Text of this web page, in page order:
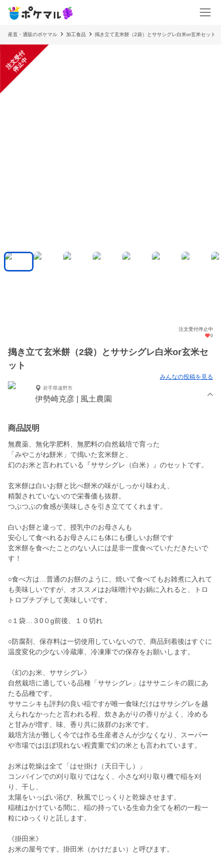
産直・通販のポケマル 加工食品 搗き立て玄米餅（2袋）とササシグレ白米or玄米セット
注
文
受
付
停
止
中
注文受付停止中
9
搗き立て玄米餅（2袋）とササシグレ白米or玄米セ
ット
みんなの投稿を見る
岩手県遠野市
伊勢崎克彦 | 風土農園
商品説明
無農薬、無化学肥料、無肥料の自然栽培で育った
「みやこがね餅米」で搗いた玄米餅と、
幻のお米と言われている『ササシグレ（白米）』のセットです。
玄米餅は白いお餅と比べ餅米の味がしっかり味わえ、
精製されていないので栄養価も抜群。
つぶつぶの食感が美味しさを引き立ててくれます。
白いお餅と違って、授乳中のお母さんも
安心して食べれるお母さんにも体にも優しいお餅です
玄米餅を食べたことのない人には是非一度食べていただきたいで
す！
○食べ方は…普通のお餅のように、焼いて食べてもお雑煮に入れて
も美味しいですが、オススメはお味噌汁やお鍋に入れると、トロ
トロプチプチして美味しいです。
○１袋…３0０g前後、１０切れ
○防腐剤、保存料は一切使用していないので、商品到着後はすぐに
温度変化の少ない冷蔵庫、冷凍庫での保存をお願いします。
《幻のお米、ササシグレ》
自然栽培に適している品種「ササシグレ」はササニシキの親にあ
たる品種です。
ササニシキも評判の良い稲ですが唯一食味だけはササシグレを越
えられなかったと言われる程、炊きあがりの香りがよく、冷める
と甘みが増す、味、香り共に抜群のお米です。
栽培方法が難しく今では作る生産者さんが少なくなり、スーパー
や市場ではほぼ現れない程貴重で幻の米とも言われています。
お米は乾燥は全て「はせ掛け（天日干し）」
コンバインでの刈り取りではなく、小さな刈り取り機で稲を刈
り、干し、
太陽をいっぱい浴び、秋風でじっくりと乾燥させます。
稲穂はかけている間に、稲の持っている生命力全てを籾の一粒一
粒にゆっくりと託します。
《掛田米》
お米の屋号です。掛田米（かけだまい）と呼びます。